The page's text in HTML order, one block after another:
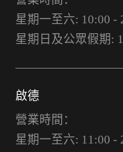
星期一至六: 10:00 -
星期日及公眾假期:
啟德
營業時間：
星期一至六: 11:00 -